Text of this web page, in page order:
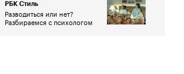
РБК Стиль
Разводиться или нет?
Разбираемся с психологом